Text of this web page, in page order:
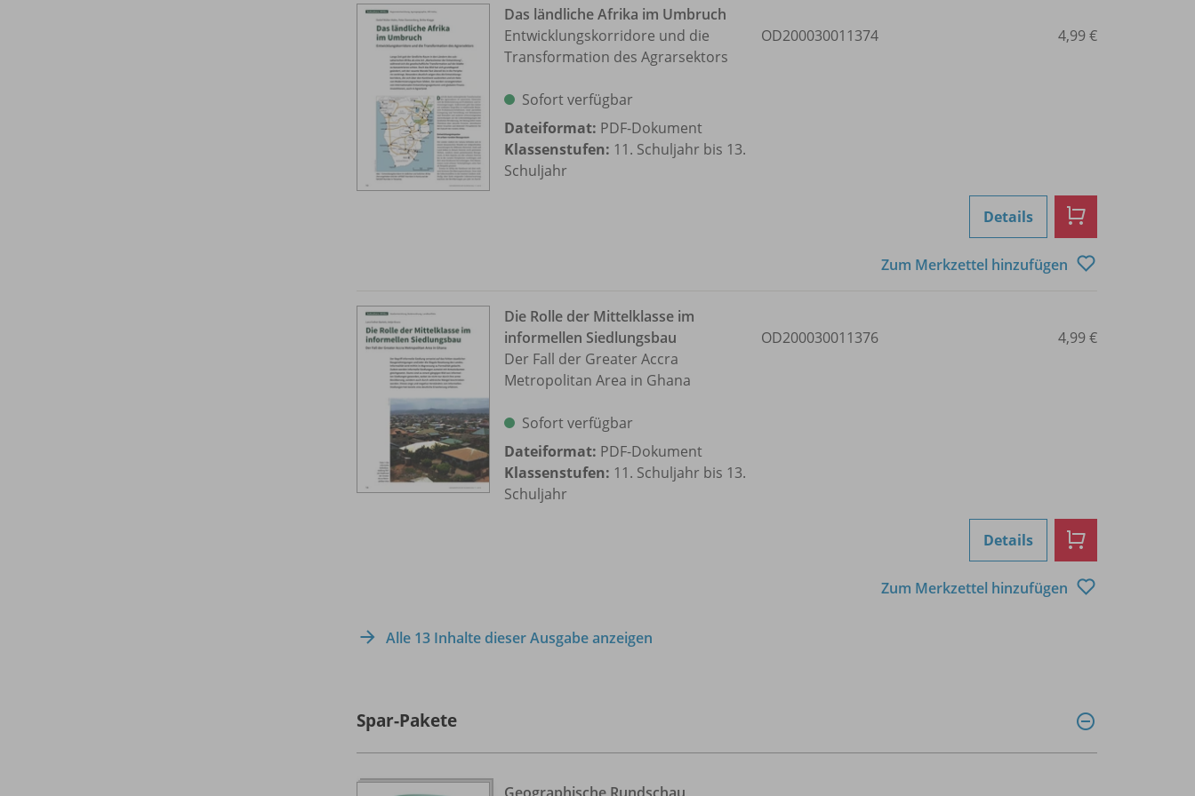
Das ländliche Afrika im Umbruch
Entwicklungskorridore und die
Transformation des Agrarsektors
Sofort verfügbar
Dateiformat: PDF-Dokument
Klassenstufen: 11. Schuljahr bis 13.
Schuljahr
OD200030011374 4,99 €
Details
Zum Merkzettel hinzufügen
Die Rolle der Mittelklasse im
informellen Siedlungsbau
Der Fall der Greater Accra
Metropolitan Area in Ghana
Sofort verfügbar
Dateiformat: PDF-Dokument
Klassenstufen: 11. Schuljahr bis 13.
Schuljahr
OD200030011376 4,99 €
Details
Zum Merkzettel hinzufügen
Alle 13 Inhalte dieser Ausgabe anzeigen
Spar-Pakete